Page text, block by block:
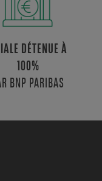
DÉTENUE À
100%
BNP PARIBAS